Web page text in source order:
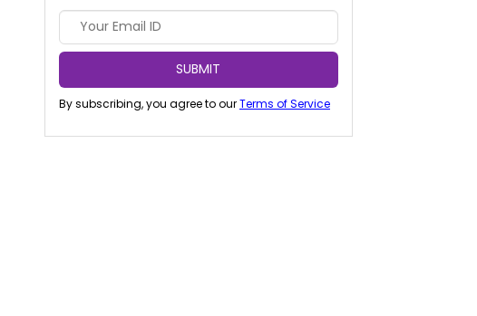
SUBMIT
By subscribing, you agree to ourTerms of Service